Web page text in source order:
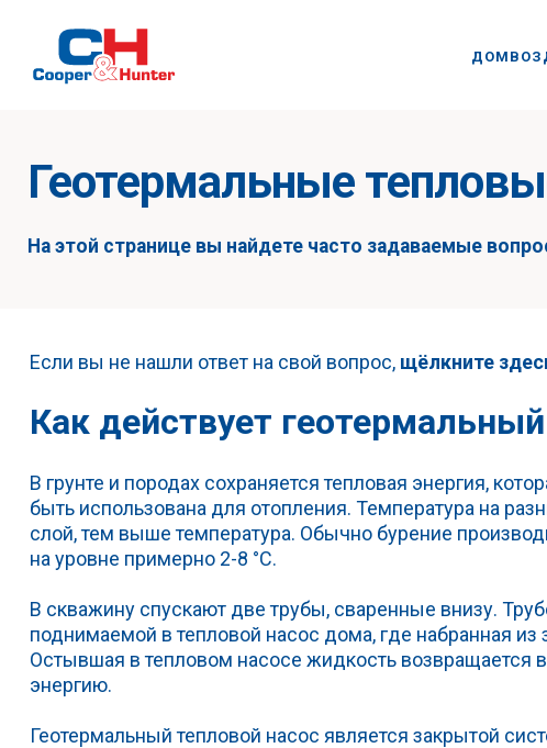
ДОМ
Геотермальные
На этой странице вы найдете часто задаваемые
Если вы не нашли ответ на свой вопрос, щёлкните
Как действует
В грунте и породах сохраняется тепловая энергия,
быть использована для отопления. Температура на
слой, тем выше температура. Обычно бурение
на уровне примерно 2-8 °C.
В скважину спускают две трубы, сваренные внизу.
поднимаемой в тепловой насос дома, где набранная
Остывшая в тепловом насосе жидкость возвращается
энергию.
Геотермальный тепловой насос является закрытой